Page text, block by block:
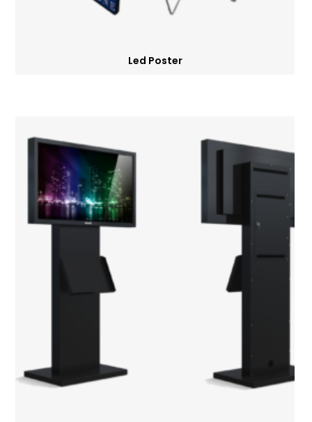
Led Poster